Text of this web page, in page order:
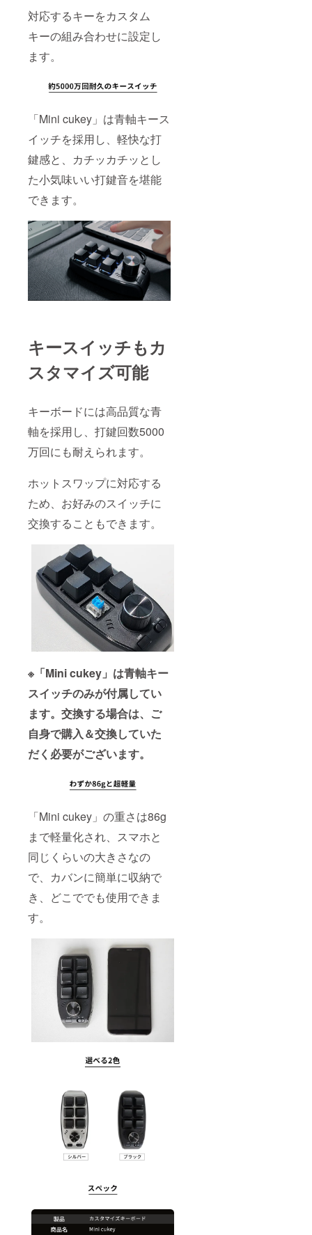
対応するキーをカスタム
キーの組み合わせに設定し
ます。
「Mini cukey」は青軸キース
イッチを採用し、軽快な打
鍵感と、カチッカチッとし
た小気味いい打鍵音を堪能
できます。
キースイッチもカ
スタマイズ可能
キーボードには高品質な青
軸を採用し、打鍵回数5000
万回にも耐えられます。
ホットスワップに対応する
ため、お好みのスイッチに
交換することもできます。
※「Mini cukey」は青軸キー
スイッチのみが付属してい
ます。交換する場合は、ご
自身で購入＆交換していた
だく必要がございます。
「Mini cukey」の重さは86g
まで軽量化され、スマホと
同じくらいの大きさなの
で、カバンに簡単に収納で
き、どこででも使用できま
す。